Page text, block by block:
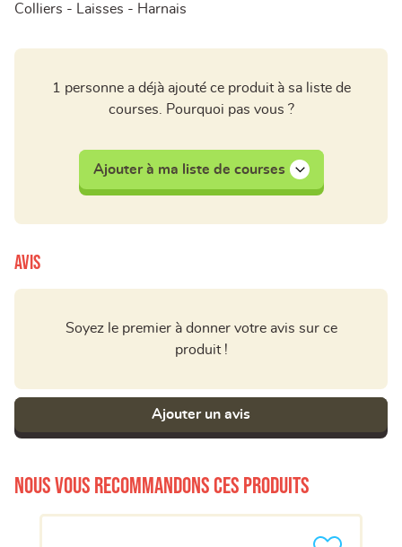
Colliers - Laisses - Harnais
1 personne a déjà ajouté ce produit à sa liste de
courses. Pourquoi pas vous ?
Ajouter à ma liste de courses
Avis
Soyez le premier à donner votre avis sur ce
produit !
Ajouter un avis
Nous vous recommandons ces produits